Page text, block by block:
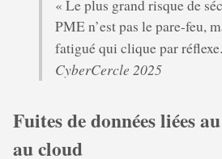
« Le plus grand risque de
PME n’est pas le pare-feu,
fatigué qui clique par
CyberCercle 2025
Fuites de données liées
au cloud